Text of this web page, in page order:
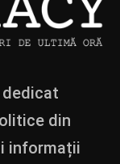
dedicat
din
informații